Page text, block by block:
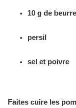
10 g de beurre
persil
sel et poivre
Faites cuire les